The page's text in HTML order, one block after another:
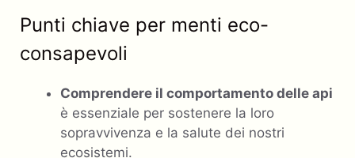
Punti chiave per menti eco-
consapevoli
Comprendere il comportamento delle api
è essenziale per sostenere la loro
sopravvivenza e la salute dei nostri
ecosistemi.